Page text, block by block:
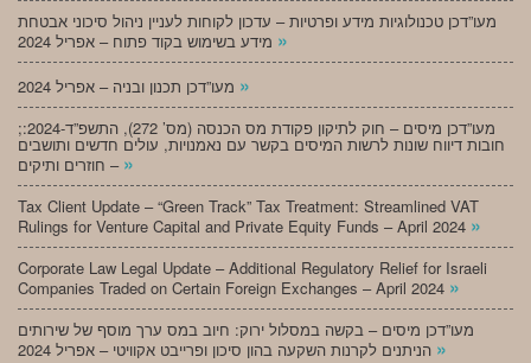
מעו”דכן טכנולוגיות מידע ופרטיות – עדכון לקוחות לעניין ניהול סיכוני אבטחת
»
»
;מעו”דכן מיסים – חוק לתיקון פקודת מס הכנסה (מס’ 272), התשפ”ד-2024:
חובות דיווח שונות לרשות המיסים בקשר עם נאמנויות, עולים חדשים ותושבים
חוזרים ותיקים – »
Tax Client Update – “Green Track” Tax Treatment: Streamlined VAT
Rulings for Venture Capital and Private Equity Funds – April 2024 »
Corporate Law Legal Update – Additional Regulatory Relief for Israeli
Companies Traded on Certain Foreign Exchanges – April 2024 »
מעו”דכן מיסים – בקשה במסלול ירוק: חיוב במס ערך מוסף של שירותים
»